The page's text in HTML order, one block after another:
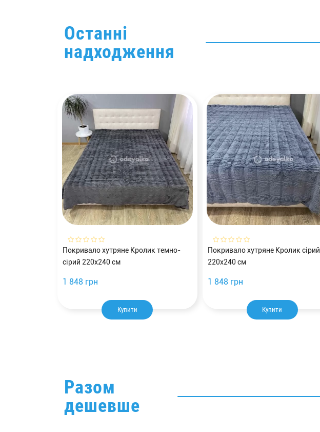
Останні
надходження
Покривало хутряне Кролик темно-
сірий 220х240 см
Купити
1 848 грн
Покривало хутряне Кролик сірий
220х240 см
Купити
1 848 грн
Разом
дешевше